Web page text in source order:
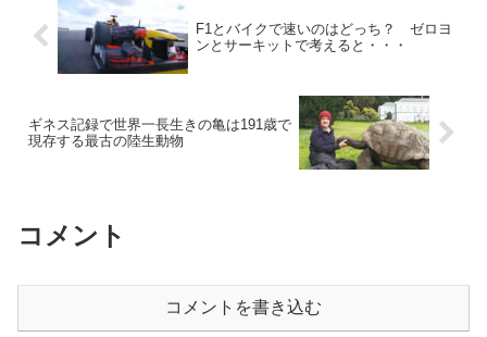
F1とバイクで速いのはどっち？ ゼロヨ
ンとサーキットで考えると・・・
ギネス記録で世界一長生きの亀は191歳で
現存する最古の陸生動物
コメント
コメントを書き込む